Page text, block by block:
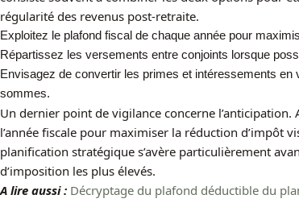
régularité des revenus post-retraite.
Exploitez le plafond fiscal de chaque année pour
Répartissez les versements entre conjoints lorsque
Envisagez de convertir les primes et intéressements en
sommes.
Un dernier point de vigilance concerne
l’année fiscale pour maximiser la réduction d’impôt
planification stratégique s’avère particulièrement
d’imposition les plus élevés.
A lire aussi : Décryptage du plafond déductible du